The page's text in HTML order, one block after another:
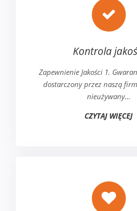
Kontrola
Zapewnienie Jakości 1.
dostarczony przez naszą
nieużywany…
CZYTAJ WIĘCEJ